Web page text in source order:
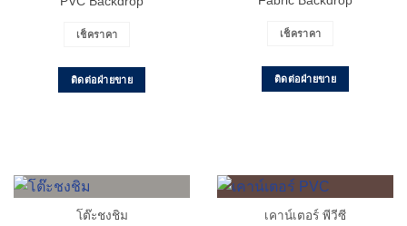
เช็คราคา
ติดต่อฝ่ายขาย
เช็คราคา
ติดต่อฝ่ายขาย
โต๊ะชงชิม
เคาน์เตอร์ พีวีซี